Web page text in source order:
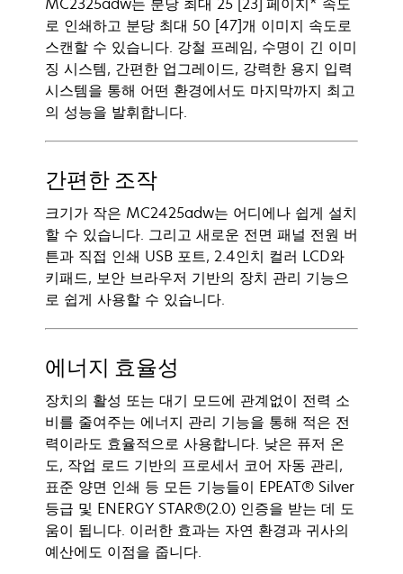
로 인쇄하고 분당 최대 50 [47]개 이미지 속도로
스캔할 수 있습니다. 강철 프레임, 수명이 긴 이미
징 시스템, 간편한 업그레이드, 강력한 용지 입력
시스템을 통해 어떤 환경에서도 마지막까지 최고
의 성능을 발휘합니다.
간편한 조작
크기가 작은 MC2425adw는 어디에나 쉽게 설치
할 수 있습니다. 그리고 새로운 전면 패널 전원 버
튼과 직접 인쇄 USB 포트, 2.4인치 컬러 LCD와
키패드, 보안 브라우저 기반의 장치 관리 기능으
로 쉽게 사용할 수 있습니다.
에너지 효율성
장치의 활성 또는 대기 모드에 관계없이 전력 소
비를 줄여주는 에너지 관리 기능을 통해 적은 전
력이라도 효율적으로 사용합니다. 낮은 퓨저 온
도, 작업 로드 기반의 프로세서 코어 자동 관리,
표준 양면 인쇄 등 모든 기능들이 EPEAT® Silver
등급 및 ENERGY STAR®(2.0) 인증을 받는 데 도
움이 됩니다. 이러한 효과는 자연 환경과 귀사의
예산에도 이점을 줍니다.